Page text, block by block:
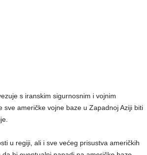
s iranskim sigurnosnim i vojnim
američke vojne baze u Zapadnoj Aziji biti
u regiji, ali i sve većeg prisustva američkih